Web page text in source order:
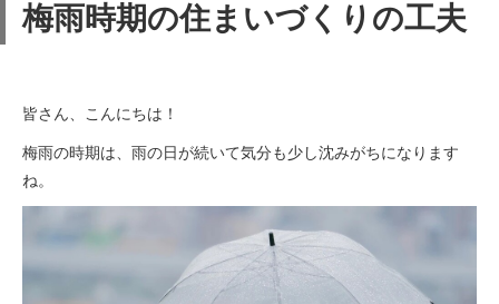
梅雨時期の住まいづくりの工夫
皆さん、こんにちは！
梅雨の時期は、雨の日が続いて気分も少し沈みがちになります
ね。